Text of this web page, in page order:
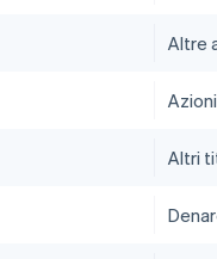
Altre
Altri